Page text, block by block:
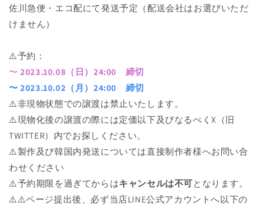
佐川急便・エコ配にて発送予定（配送会社はお選びいただ
けません）
⚠️予約：
〜 2023.10.08（日）24:00 締切
〜 2023.10.02（月）24:00 締切
⚠️非現物状態での譲渡は禁止いたします。
⚠️現物化後の譲渡の際には定価以下及びなるべくX（旧
TWITTER）内でお探しください。
⚠️製作及び韓国内発送については直接制作者様へお問い合
わせください
⚠️予約期限を過ぎてからはキャンセルは不可となります。
⚠️⚠️ページ提出後、必ず当店LINE公式アカウントへ以下の